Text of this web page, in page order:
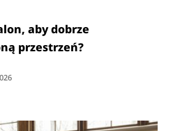
aby dobrze
przestrzeń?